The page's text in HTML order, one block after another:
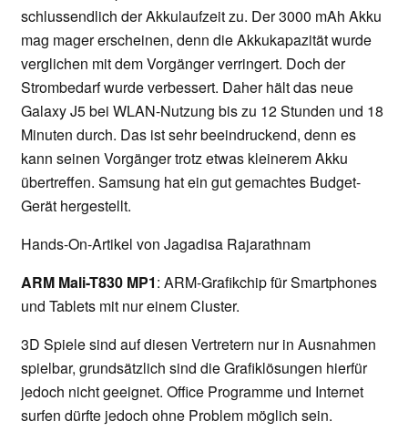
schlussendlich der Akkulaufzeit zu. Der 3000 mAh Akku
mag mager erscheinen, denn die Akkukapazität wurde
verglichen mit dem Vorgänger verringert. Doch der
Strombedarf wurde verbessert. Daher hält das neue
Galaxy J5 bei WLAN-Nutzung bis zu 12 Stunden und 18
Minuten durch. Das ist sehr beeindruckend, denn es
kann seinen Vorgänger trotz etwas kleinerem Akku
übertreffen. Samsung hat ein gut gemachtes Budget-
Gerät hergestellt.
Hands-On-Artikel von Jagadisa Rajarathnam
ARM Mali-T830 MP1: ARM-Grafikchip für Smartphones
und Tablets mit nur einem Cluster.
3D Spiele sind auf diesen Vertretern nur in Ausnahmen
spielbar, grundsätzlich sind die Grafiklösungen hierfür
jedoch nicht geeignet. Office Programme und Internet
surfen dürfte jedoch ohne Problem möglich sein.